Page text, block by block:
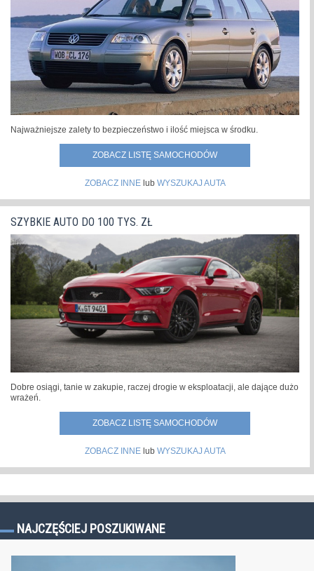
Najważniejsze zalety to bezpieczeństwo i ilość miejsca w środku.
ZOBACZ LISTĘ SAMOCHODÓW
ZOBACZ INNElub WYSZUKAJ AUTA
SZYBKIE AUTO DO 100 TYS. ZŁ
Dobre osiągi, tanie w zakupie, raczej drogie w eksploatacji, ale dające dużo
wrażeń.
ZOBACZ LISTĘ SAMOCHODÓW
ZOBACZ INNElub WYSZUKAJ AUTA
NAJCZĘŚCIEJ POSZUKIWANE